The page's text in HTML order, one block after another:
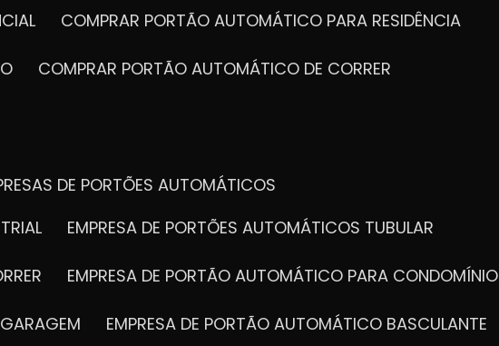
COMPRAR PORTÃO AUTOMÁTICO PARA RESIDÊNCIA
COMPRAR PORTÃO AUTOMÁTICO DE CORRER
DE PORTÕES AUTOMÁTICOS
EMPRESA DE PORTÕES AUTOMÁTICOS TUBULAR
EMPRESA DE PORTÃO AUTOMÁTICO PARA CONDOMÍNIO
EMPRESA DE PORTÃO AUTOMÁTICO BASCULANTE